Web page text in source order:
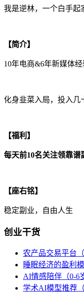
我是逆林，一个白手起
【简介】
10年电商&6年新媒体
化身韭菜入局，投入几
【福利】
每天前10名关注领靠谱
【座右铭】
稳定副业，自由人生
创业干货
农产品交易平台
睡眠经济的盈利
AI情感陪伴（0-6
学术AI模型推荐